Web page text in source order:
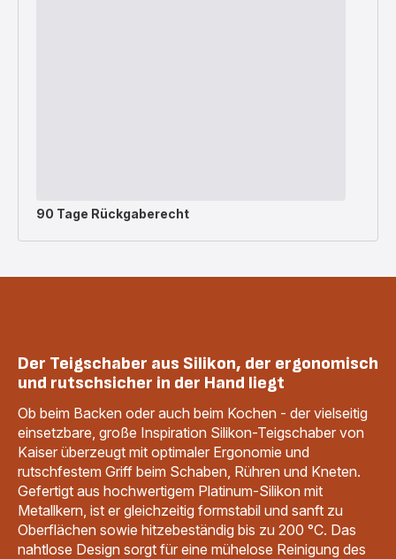
90 Tage Rückgaberecht
Der Teigschaber aus Silikon, der ergonomisch
und rutschsicher in der Hand liegt
Ob beim Backen oder auch beim Kochen - der vielseitig
einsetzbare, große Inspiration Silikon-Teigschaber von
Kaiser überzeugt mit optimaler Ergonomie und
rutschfestem Griff beim Schaben, Rühren und Kneten.
Gefertigt aus hochwertigem Platinum-Silikon mit
Metallkern, ist er gleichzeitig formstabil und sanft zu
Oberflächen sowie hitzebeständig bis zu 200 °C. Das
nahtlose Design sorgt für eine mühelose Reinigung des